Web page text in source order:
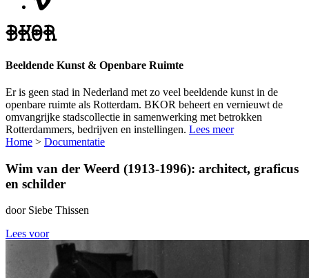
Beeldende Kunst & Openbare Ruimte
Er is geen stad in Nederland met zo veel beeldende kunst in de
openbare ruimte als Rotterdam. BKOR beheert en vernieuwt de
omvangrijke stadscollectie in samenwerking met betrokken
Rotterdammers, bedrijven en instellingen. Lees meer
Home > Documentatie
Wim van der Weerd (1913-1996): architect, graficus
en schilder
door Siebe Thissen
Lees voor